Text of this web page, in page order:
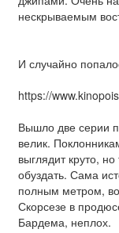
нескрываемым
И случайно
https://
Вышло две серии
велик.
выглядит круто,
обуздать. Сама
полным метром,
Скорсезе в
Бардема, неплох.